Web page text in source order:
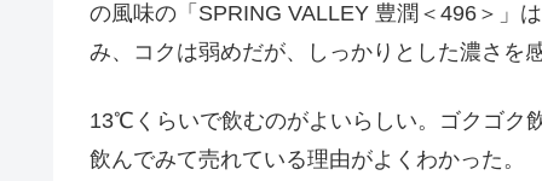
の風味の「SPRING VALLEY 豊潤＜496＞」
み、コクは弱めだが、しっかりとした濃さを
13℃くらいで飲むのがよいらしい。ゴクゴク
飲んでみて売れている理由がよくわかった。